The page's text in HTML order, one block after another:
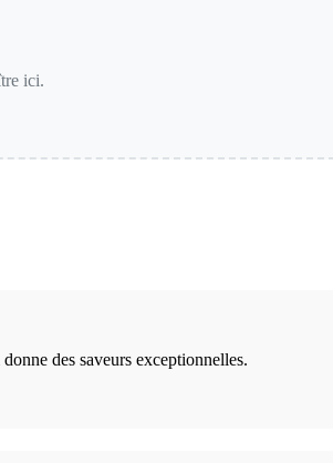
ici.
des saveurs exceptionnelles.